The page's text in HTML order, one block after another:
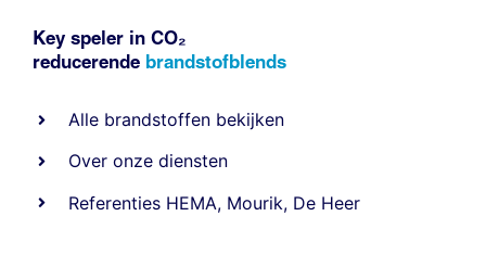
Key speler in CO₂
reducerende brandstofblends
Alle brandstoffen bekijken
Over onze diensten
Referenties HEMA, Mourik, De Heer